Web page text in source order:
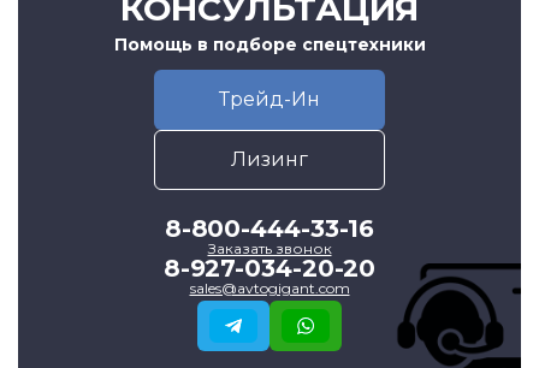
Помощь в подборе спецтехники
Трейд-Ин
Лизинг
8-800-444-33-16
Заказать звонок
8-927-034-20-20
sales@avtogigant.com